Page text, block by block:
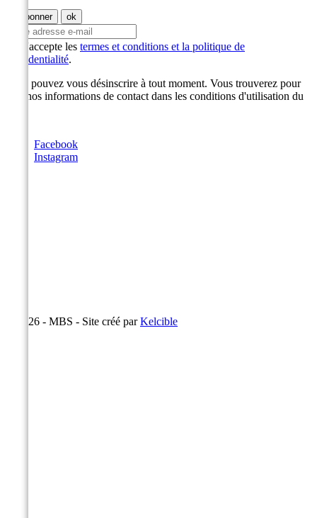
J'accepte les termes et conditions et la politique de
confidentialité.
Vous pouvez vous désinscrire à tout moment. Vous trouverez pour
cela nos informations de contact dans les conditions d'utilisation du
Facebook
Instagram
© 2026 - MBS - Site créé parKelcible